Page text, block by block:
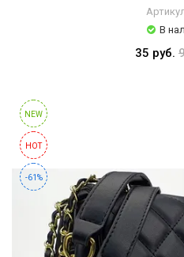
В
35 руб.
NEW
HOT
-61%